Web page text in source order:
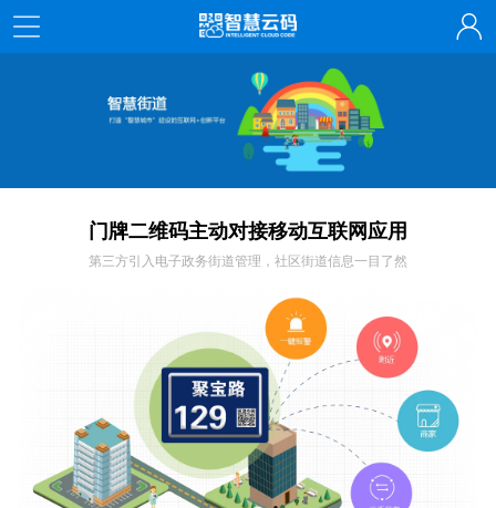
门牌二维码主动对接移动互联网应用
第三方引入电子政务街道管理，社区街道信息一目了然